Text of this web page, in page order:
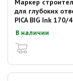
Маркер
для глубоких
PICA BIG Ink 170/
чёрный
В наличии